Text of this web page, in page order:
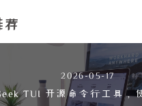
荐
2026-05-17
TUI 开源命令行工具，